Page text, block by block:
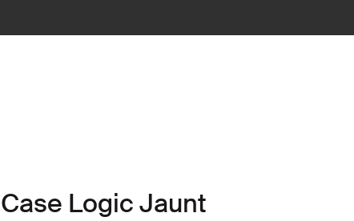
Case Logic Jaunt